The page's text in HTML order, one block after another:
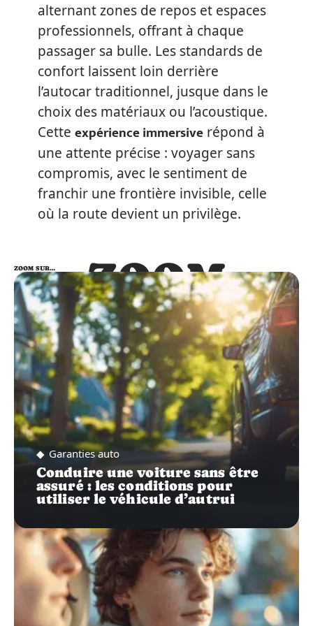
alternant zones de repos et espaces
professionnels, offrant à chaque
passager sa bulle. Les standards de
confort laissent loin derrière
l’autocar traditionnel, jusque dans le
choix des matériaux ou l’acoustique.
Cette expérience immersive répond à
une attente précise : voyager sans
compromis, avec le sentiment de
franchir une frontière invisible, celle
où la route devient un privilège.
ZOOM
SUR…
ZOOM SUR…
Garanties auto
Conduire une voiture sans être
assuré : les conditions pour
utiliser le véhicule d’autrui